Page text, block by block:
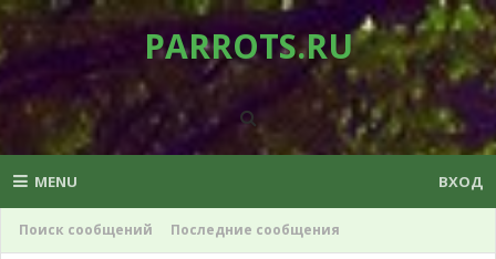
PARROTS.RU
MENU
Поиск сообщений Последние сообщения
ВХОД